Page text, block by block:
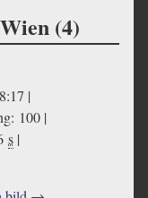
(4)
|
100 |
s |